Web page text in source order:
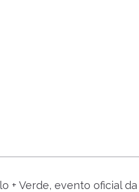
+ Verde, evento oficial